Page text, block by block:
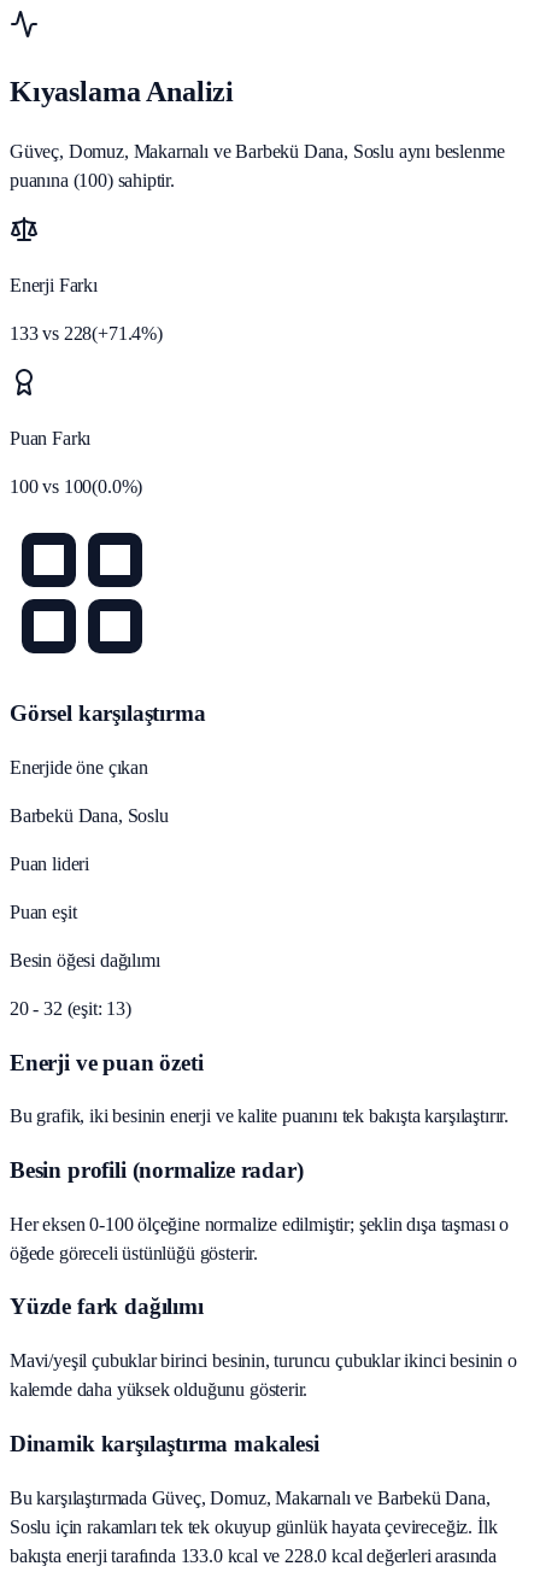
Kıyaslama Analizi
Güveç, Domuz, Makarnalı ve Barbekü Dana, Soslu aynı beslenme
puanına (100) sahiptir.
Enerji Farkı
133vs 228(+71.4%)
Puan Farkı
100vs 100(0.0%)
Görsel karşılaştırma
Enerjide öne çıkan
Barbekü Dana, Soslu
Puan lideri
Puan eşit
Besin öğesi dağılımı
20 - 32 (eşit: 13)
Enerji ve puan özeti
Bu grafik, iki besinin enerji ve kalite puanını tek bakışta karşılaştırır.
Besin profili (normalize radar)
Her eksen 0-100 ölçeğine normalize edilmiştir; şeklin dışa taşması o
öğede göreceli üstünlüğü gösterir.
Yüzde fark dağılımı
Mavi/yeşil çubuklar birinci besinin, turuncu çubuklar ikinci besinin o
kalemde daha yüksek olduğunu gösterir.
Dinamik karşılaştırma makalesi
Bu karşılaştırmada Güveç, Domuz, Makarnalı ve Barbekü Dana,
Soslu için rakamları tek tek okuyup günlük hayata çevireceğiz. İlk
bakışta enerji tarafında 133.0 kcal ve 228.0 kcal değerleri arasında